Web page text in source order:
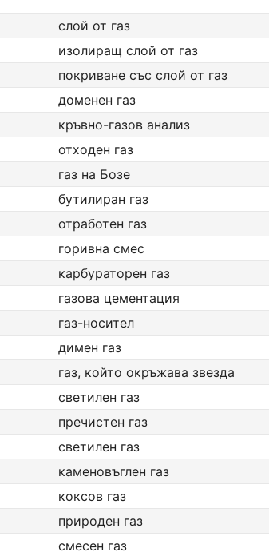
слой от газ
изолиращ слой от газ
покриване със слой от газ
доменен газ
кръвно-газов анализ
отходен газ
газ на Бозе
бутилиран газ
отработен газ
горивна смес
карбураторен газ
газова цементация
газ-носител
димен газ
газ, който окръжава звезда
светилен газ
пречистен газ
светилен газ
каменовъглен газ
коксов газ
природен газ
смесен газ